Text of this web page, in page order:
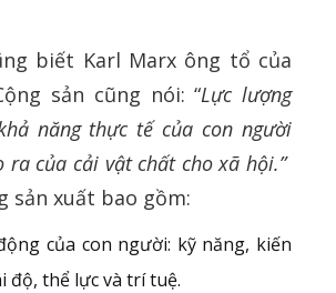
biết Karl Marx ông tổ của
sản cũng nói: “Lực lượng
năng thực tế của con người
ra của cải vật chất cho xã hội.”
sản xuất bao gồm:
của con người: kỹ năng, kiến
độ, thể lực và trí tuệ.